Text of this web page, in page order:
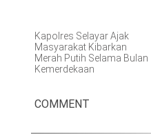
Kapolres Selayar Ajak
Masyarakat Kibarkan
Merah Putih Selama Bulan
Kemerdekaan
COMMENT